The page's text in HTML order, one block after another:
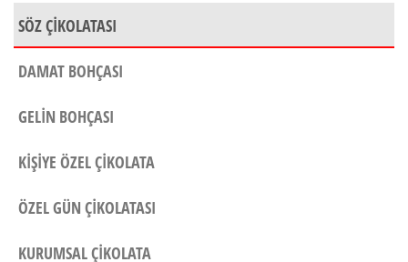
SÖZ ÇIKOLATASI
DAMAT BOHÇASI
GELIN BOHÇASI
KIŞIYE ÖZEL ÇIKOLATA
ÖZEL GÜN ÇIKOLATASI
KURUMSAL ÇIKOLATA